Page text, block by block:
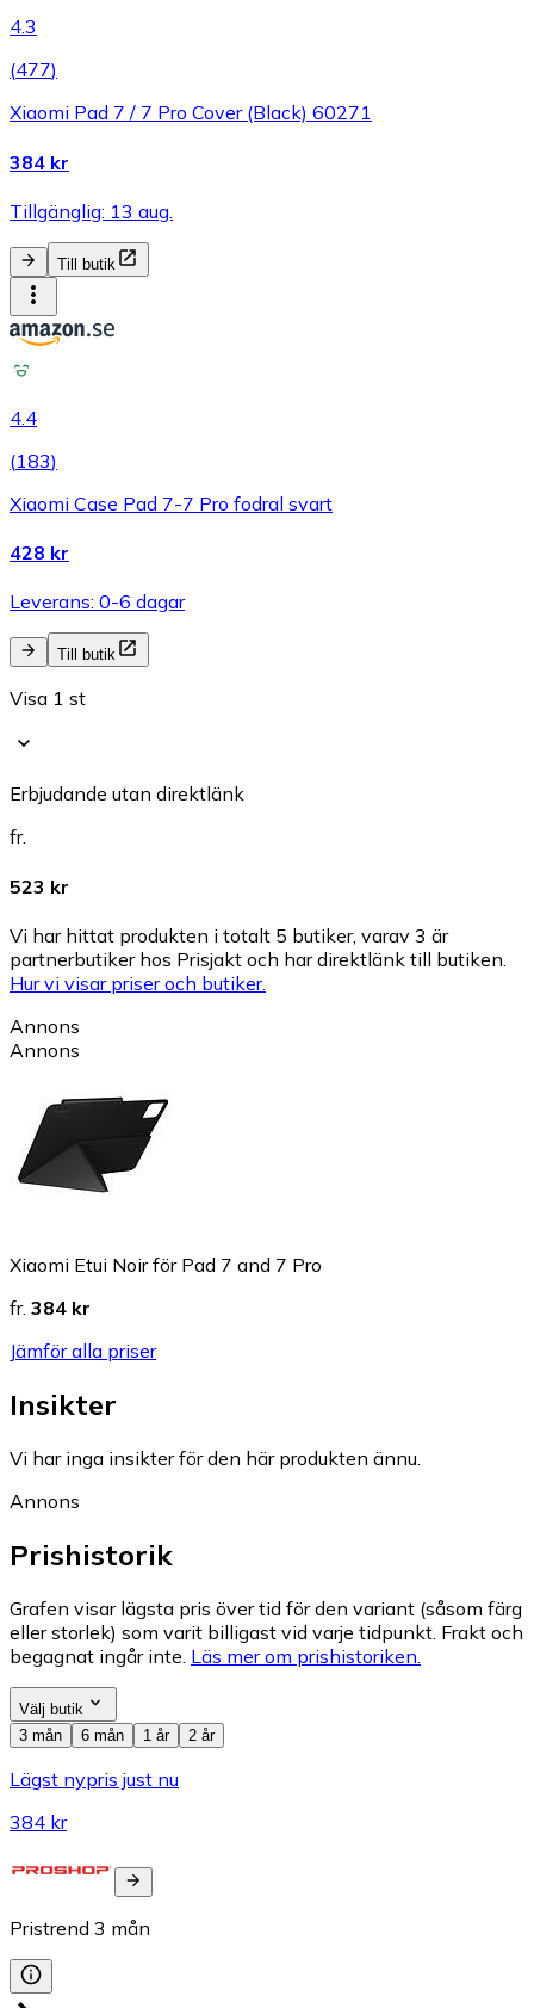
4.3
(477)
Xiaomi Pad 7 / 7 Pro Cover (Black) 60271
384 kr
Tillgänglig: 13 aug.
Till butik
4.4
(183)
Xiaomi Case Pad 7-7 Pro fodral svart
428 kr
Leverans: 0-6 dagar
Till butik
Visa 1 st
Erbjudande utan direktlänk
fr.
523 kr
Vi har hittat produkten i totalt 5 butiker, varav 3 är
partnerbutiker hos Prisjakt och har direktlänk till butiken.
Hur vi visar priser och butiker.
Annons
Annons
Xiaomi Etui Noir för Pad 7 and 7 Pro
fr. 384 kr
Jämför alla priser
Insikter
Vi har inga insikter för den här produkten ännu.
Annons
Prishistorik
Grafen visar lägsta pris över tid för den variant (såsom färg
eller storlek) som varit billigast vid varje tidpunkt. Frakt och
begagnat ingår inte. Läs mer om prishistoriken.
Välj butik
3 mån
6 mån 1 år 2 år
Lägst nypris just nu
384 kr
Pristrend 3 mån